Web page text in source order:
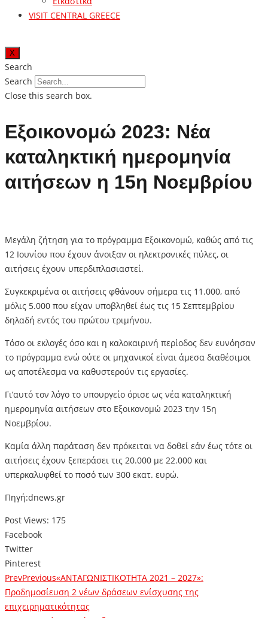
VISIT CENTRAL GREECE
X
Search
Search
Close this search box.
Εξοικονομώ 2023: Νέα
καταληκτική ημερομηνία
αιτήσεων η 15η Νοεμβρίου
Μεγάλη ζήτηση για το πρόγραμμα Εξοικονομώ, καθώς από τις
12 Ιουνίου που έχουν άνοιξαν οι ηλεκτρονικές πύλες, οι
αιτήσεις έχουν υπερδιπλασιαστεί.
Συγκεκριμένα οι αιτήσεις φθάνουν σήμερα τις 11.000, από
μόλις 5.000 που είχαν υποβληθεί έως τις 15 Σεπτεμβρίου
δηλαδή εντός του πρώτου τριμήνου.
Τόσο οι εκλογές όσο και η καλοκαιρινή περίοδος δεν ευνόησαν
το πρόγραμμα ενώ ούτε οι μηχανικοί είναι άμεσα διαθέσιμοι
ως αποτέλεσμα να καθυστερούν τις εργασίες.
Γι’αυτό τον λόγο το υπουργείο όρισε ως νέα καταληκτική
ημερομηνία αιτήσεων στο Εξοικονομώ 2023 την 15η
Νοεμβρίου.
Καμία άλλη παράταση δεν πρόκειται να δοθεί εάν έως τότε οι
αιτήσεις έχουν ξεπεράσει τις 20.000 με 22.000 και
υπερκαλυφθεί το ποσό των 300 εκατ. ευρώ.
Πηγή:dnews.gr
Post Views: 175
Facebook
Twitter
Pinterest
PrevPrevious«ΑΝΤΑΓΩΝΙΣΤΙΚΟΤΗΤΑ 2021 – 2027»:
Προδημοσίευση 2 νέων δράσεων ενίσχυσης της
επιχειρηματικότητας